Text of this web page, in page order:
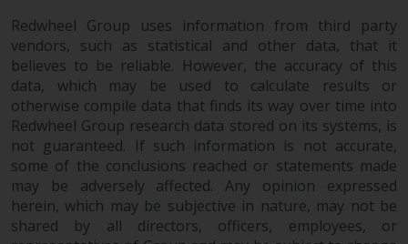
diese können sich ohne
Vorankündigung ändern.
Redwheel ist nicht verpflichtet,
Informationen zu aktualisieren,
und Leser sollten sich bei einer
Anlageentscheidung nicht
ausschließlich auf die auf dieser
Website enthaltenen
Informationen verlassen.
Redwheel Group uses information from third party
vendors, such as statistical and other data, that it
believes to be reliable. However, the accuracy of this
data, which may be used to calculate results or
otherwise compile data that finds its way over time into
Redwheel Group research data stored on its systems, is
not guaranteed. If such information is not accurate,
some of the conclusions reached or statements made
may be adversely affected. Any opinion expressed
herein, which may be subjective in nature, may not be
shared by all directors, officers, employees, or